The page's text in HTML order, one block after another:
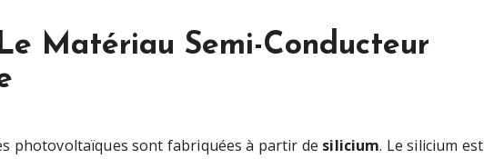
Matériau Semi-Conducteur
photovoltaïques sont fabriquées à partir de silicium. Le silicium est